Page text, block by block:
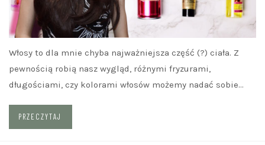
Włosy to dla mnie chyba najważniejsza część (?) ciała. Z
pewnością robią nasz wygląd, różnymi fryzurami,
długościami, czy kolorami włosów możemy nadać sobie…
PRZECZYTAJ